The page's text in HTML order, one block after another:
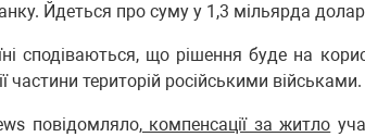
Йдеться про суму у 1,3 мільярда
сподіваються, що рішення буде на
частини територій російськими військами.
повідомляло,компенсації за житло